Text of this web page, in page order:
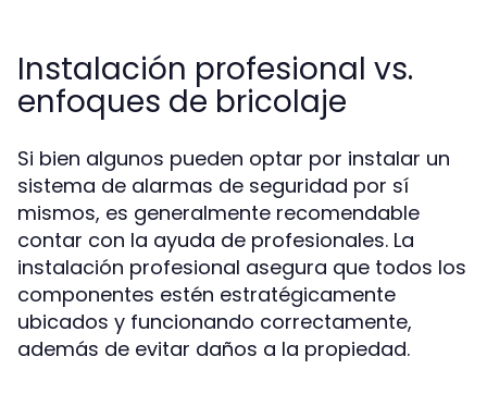
Instalación profesional vs.
enfoques de bricolaje
Si bien algunos pueden optar por instalar un
sistema de alarmas de seguridad por sí
mismos, es generalmente recomendable
contar con la ayuda de profesionales. La
instalación profesional asegura que todos los
componentes estén estratégicamente
ubicados y funcionando correctamente,
además de evitar daños a la propiedad.